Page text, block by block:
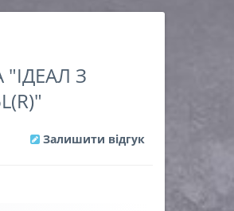
З
Залишити відгук